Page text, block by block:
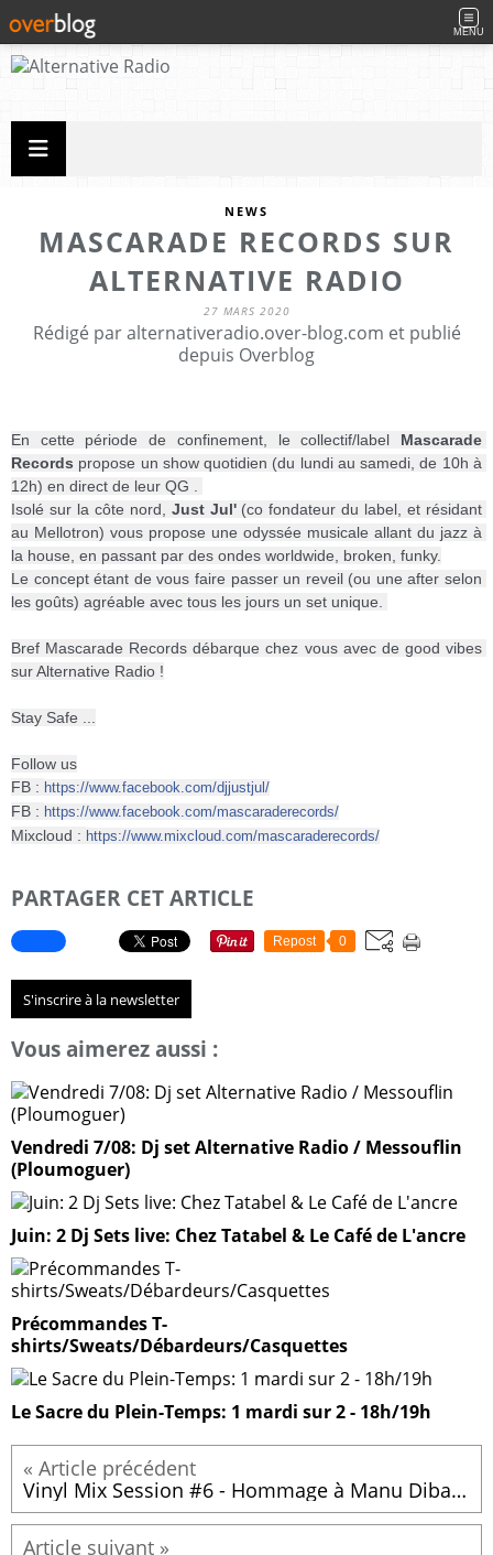
MENU
NEWS
MASCARADE RECORDS SUR
ALTERNATIVE RADIO
27 MARS 2020
Rédigé par alternativeradio.over-blog.com et publié
depuis Overblog
En cette période de confinement, le collectif/label Mascarade
Records propose un show quotidien (du lundi au samedi, de 10h à
12h) en direct de leur QG .
Isolé sur la côte nord, Just Jul' (co fondateur du label, et résidant
au Mellotron) vous propose une odyssée musicale allant du jazz à
la house, en passant par des ondes worldwide, broken, funky.
Le concept étant de vous faire passer un reveil (ou une after selon
les goûts) agréable avec tous les jours un set unique.
Bref Mascarade Records débarque chez vous avec de good vibes
sur Alternative Radio !
Stay Safe ...
Follow us
FB : https://www.facebook.com/djjustjul/
FB : https://www.facebook.com/mascaraderecords/
Mixcloud : https://www.mixcloud.com/mascaraderecords/
PARTAGER CET ARTICLE
Repost 0
S'inscrire à la newsletter
Vous aimerez aussi :
Vendredi 7/08: Dj set Alternative Radio / Messouflin
(Ploumoguer)
Juin: 2 Dj Sets live: Chez Tatabel & Le Café de L'ancre
Précommandes T-
shirts/Sweats/Débardeurs/Casquettes
Le Sacre du Plein-Temps: 1 mardi sur 2 - 18h/19h
Vinyl Mix Session #6 - Hommage à Manu Dibango